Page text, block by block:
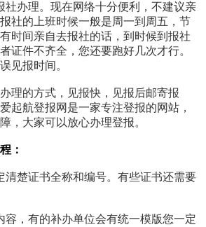
社办理。现在网络十分便利，不建议亲
社的上班时候一般是周一到周五，节
时间亲自去报社的话，到时候到报社
证件不齐全，您还要跑好几次才行。
见报时间。
理的方式，见报快，见报后邮寄报
起航登报网是一家专注登报的网站，
，大家可以放心办理登报。
：
清楚证书全称和编号。有些证书还需要
容，有的补办单位会有统一模版您一定